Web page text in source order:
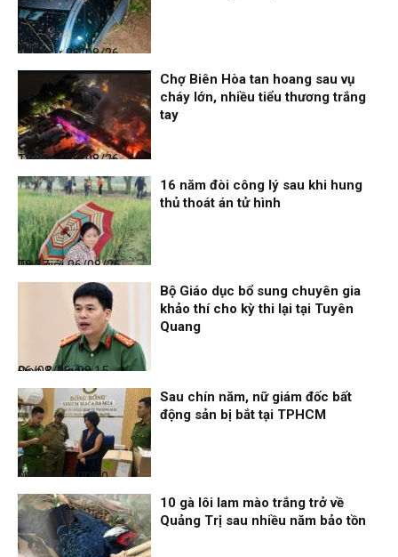
Thời sự
06/08/26, 12:33
Thời sự
06/08/26, 12:30
Chợ Biên Hòa tan hoang sau vụ
cháy lớn, nhiều tiểu thương trắng
tay
Thế giới
06/08/26, 08:27
16 năm đòi công lý sau khi hung
thủ thoát án tử hình
Đọc & Ngẫm
06/08/26, 08:15
Bộ Giáo dục bổ sung chuyên gia
khảo thí cho kỳ thi lại tại Tuyên
Quang
Nhịp sống 24h
06/08/26, 00:00
Sau chín năm, nữ giám đốc bất
động sản bị bắt tại TPHCM
10 gà lôi lam mào trắng trở về
Quảng Trị sau nhiều năm bảo tồn